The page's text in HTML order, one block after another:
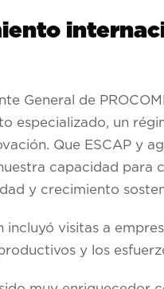
General de
especializado, un
Que ESCAP y
capacidad para
y crecimiento
incluyó visitas a
y los